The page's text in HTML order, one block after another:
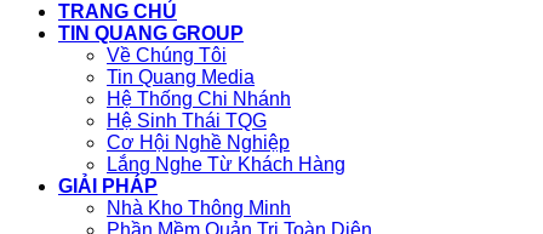
TRANG CHỦ
TIN QUANG GROUP
Về Chúng Tôi
Tin Quang Media
Hệ Thống Chi Nhánh
Hệ Sinh Thái TQG
Cơ Hội Nghề Nghiệp
Lắng Nghe Từ Khách Hàng
GIẢI PHÁP
Nhà Kho Thông Minh